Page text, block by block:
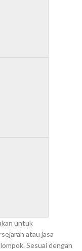
untuk
atau jasa
Sesuai dengan